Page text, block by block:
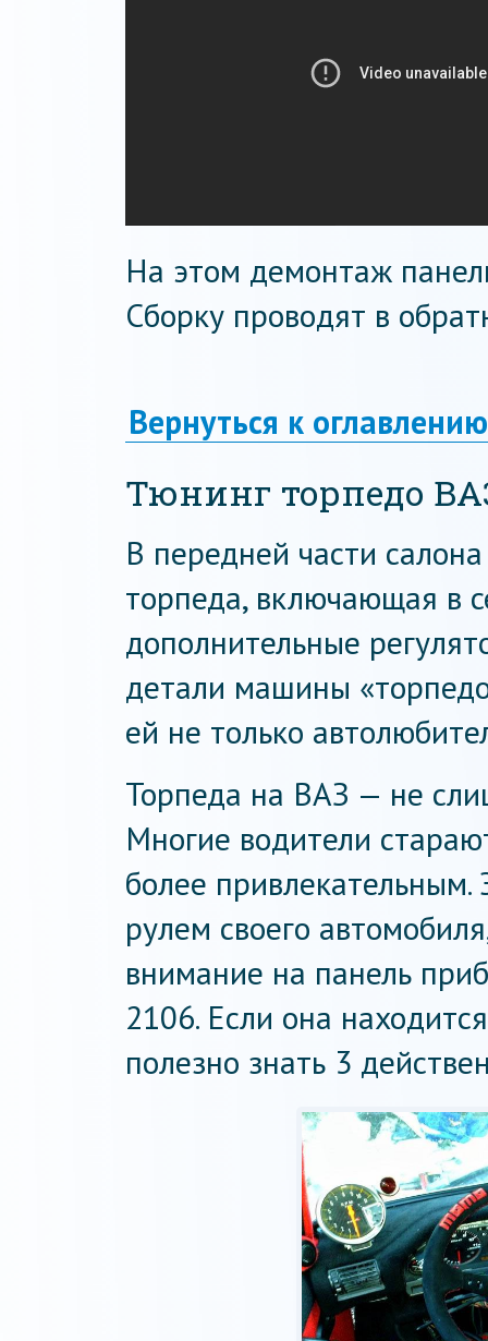
На этом демонтаж
Сборку проводят в
Вернуться к оглавлению
Тюнинг торпедо
В передней части
торпеда, включающая в
дополнительные
детали машины
ей не только
Торпеда на ВАЗ — не
Многие водители
более привлекательным.
рулем своего
внимание на панель
2106. Если она
полезно знать 3